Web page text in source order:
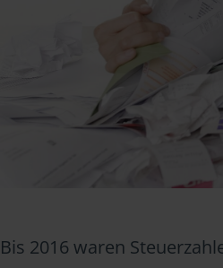
Bis 2016 waren